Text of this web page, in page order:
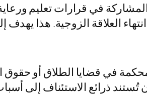
في قرارات تعليم
العلاقة الزوجية. هذا
في قضايا الطلاق أو حقوق
تُستند ذرائع الاستئناف إلى